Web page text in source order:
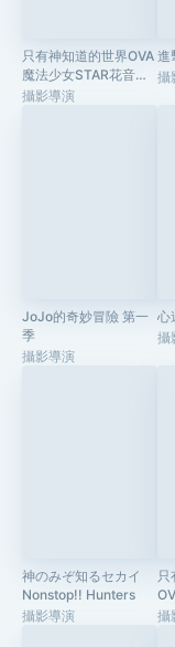
只有神知道的世界OVA
魔法少女STAR花音
100%
攝影導演
進
攝
JoJo的奇妙冒險 第一
季
攝影導演
心
攝
神のみぞ知るセカイ
Nonstop!! Hunters
攝影導演
只
攝